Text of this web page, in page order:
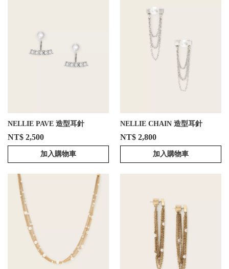
NELLIE PAVE 造型耳針
NT$ 2,500
加入購物車
NELLIE CHAIN 造型耳針
NT$ 2,800
加入購物車